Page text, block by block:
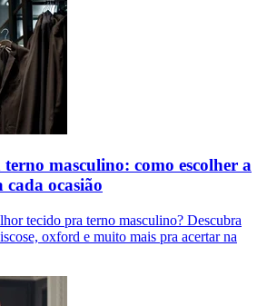
masculino: como escolher a
ocasião
tecido pra terno masculino? Descubra
oxford e muito mais pra acertar na